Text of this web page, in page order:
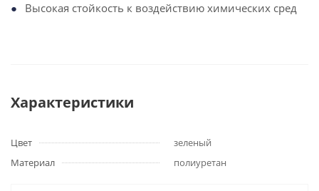
Высокая стойкость к воздействию химических сред
Характеристики
Цвет
зеленый
Материал
полиуретан